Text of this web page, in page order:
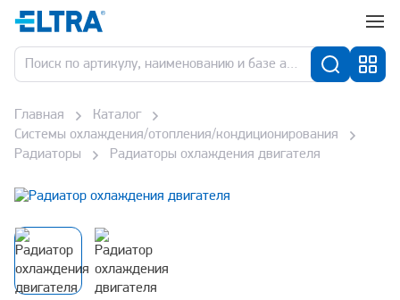
Главная
Каталог
Системы охлаждения/отопления/кондиционирования
Радиаторы
Радиаторы охлаждения двигателя